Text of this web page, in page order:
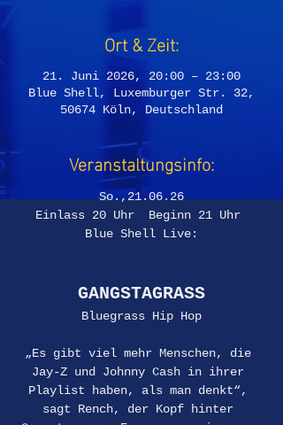
Ort & Zeit:
21. Juni 2026, 20:00 – 23:00
Blue Shell, Luxemburger Str. 32,
50674 Köln, Deutschland
Veranstaltungsinfo:
So.,21.06.26
Einlass 20 Uhr  Beginn 21 Uhr
Blue Shell Live:
GANGSTAGRASS
Bluegrass Hip Hop
„Es gibt viel mehr Menschen, die
Jay-Z und Johnny Cash in ihrer
Playlist haben, als man denkt“,
sagt Rench, der Kopf hinter